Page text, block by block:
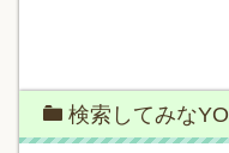
検索してみなYO